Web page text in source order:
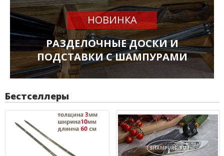
НОВИНКА
РАЗДЕЛОЧНЫЕ ДОСКИ И
ПОДСТАВКИ С ШАМПУРАМИ
Бестселлеры